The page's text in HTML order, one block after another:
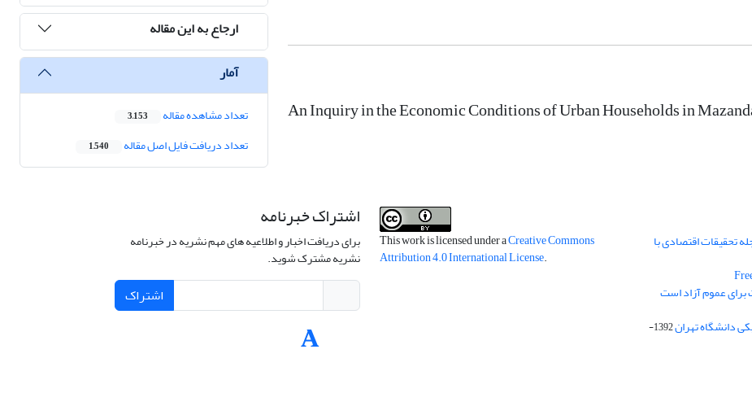
An Inquiry in the Economic Conditions of Urban Households in
ارجاع به این مقاله
آمار
تعداد مشاهده مقاله 3,153
تعداد دریافت فایل اصل مقاله 1,540
تحقیقات اقتصادی با
عموم آزاد است
دانشگاه تهران
1392-
This work is licensed under aCreative Commons
Attribution 4.0 International License.
اشتراک خبرنامه
برای دریافت اخبار و اطلاعیه های مهم نشریه در خبرنامه
نشریه مشترک شوید.
اشتراک